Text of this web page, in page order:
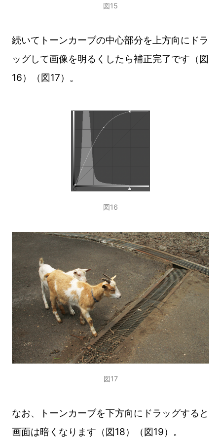
図15
続いてトーンカーブの中心部分を上方向にドラ
ッグして画像を明るくしたら補正完了です（図
16）（図17）。
図16
図17
なお、トーンカーブを下方向にドラッグすると
画面は暗くなります（図18）（図19）。